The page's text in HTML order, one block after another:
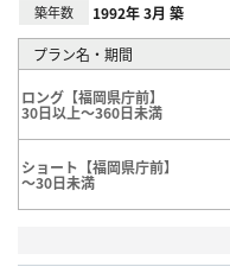
築年数 1992年 3月 築
プラン名・期間
ロング【福岡県庁前】
30日以上～360日未満
ショート【福岡県庁前】
～30日未満